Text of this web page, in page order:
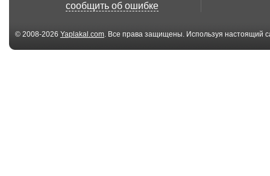
сообщить об ошибке
© 2008-2026 Yaplakal.com. Все права защищены. Используя настоящий